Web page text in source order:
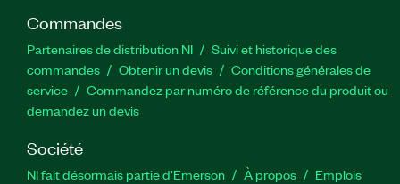
Commandes
Partenaires de distribution NI
Suivi et historique des
commandes
Obtenir un devis
Conditions générales de
service
Commandez par numéro de référence du produit ou
demandez un devis
Société
NI fait désormais partie d'Emerson À propos
Emplois